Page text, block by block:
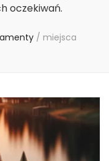
oczekiwań.
/ miejsca